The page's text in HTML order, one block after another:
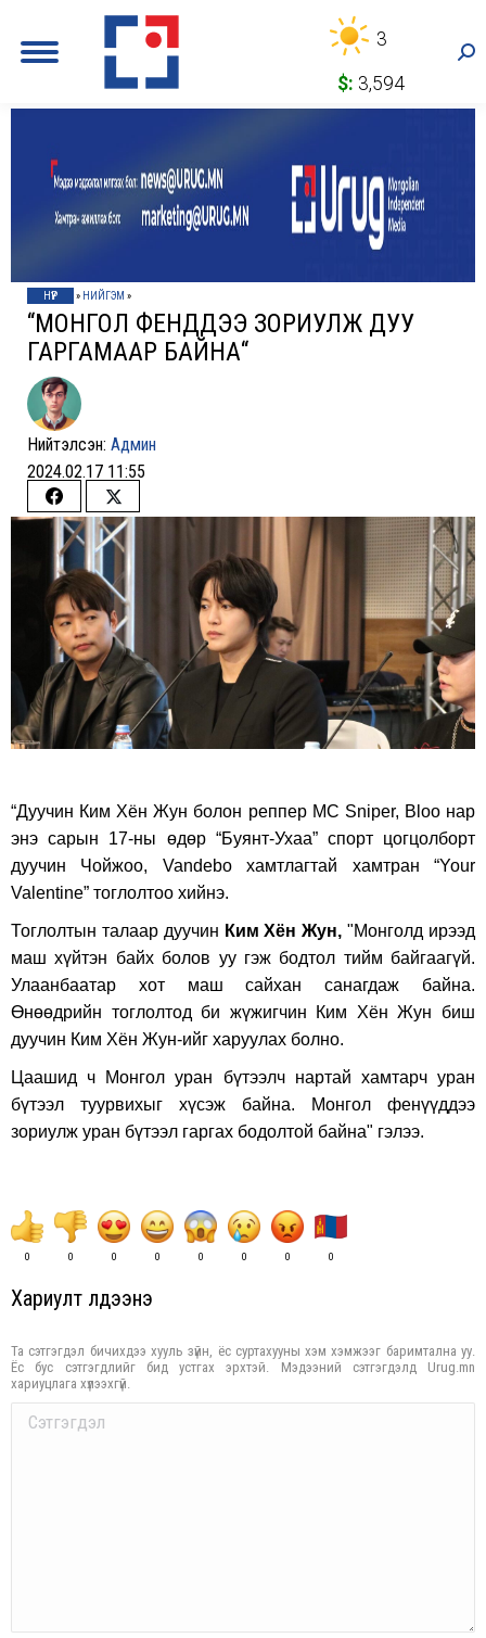
3
$: 3,594
НҮҮР » НИЙГЭМ »
“МОНГОЛ ФЕНҮҮДДЭЭ ЗОРИУЛЖ ДУУ
ГАРГАМААР БАЙНА“
Нийтэлсэн: Админ
2024.02.17 11:55
Share
on
Facebook
Share
on
Twitter
“Дуучин Ким Хён Жун болон реппер MC Sniper, Bloo нар
энэ сарын 17-ны өдөр “Буянт-Ухаа” спорт цогцолборт
дуучин Чойжоо, Vandebo хамтлагтай хамтран “Your
Valentine” тоглолтоо хийнэ.
Тоглолтын талаар дуучин Ким Хён Жун,"Монголд ирээд
маш хүйтэн байх болов уу гэж бодтол тийм байгаагүй.
Улаанбаатар хот маш сайхан санагдаж байна.
Өнөөдрийн тоглолтод би жүжигчин Ким Хён Жун биш
дуучин Ким Хён Жун-ийг харуулах болно.
Цаашид ч Монгол уран бүтээлч нартай хамтарч уран
бүтээл туурвихыг хүсэж байна. Монгол фенүүддээ
зориулж уран бүтээл гаргах бодолтой байна" гэлээ.
0 0 0 0 0 0 0 0
Хариулт үлдээнэ үү
Та сэтгэгдэл бичихдээ хууль зүйн, ёс суртахууны хэм хэмжээг баримтална уу.
Ёс бус сэтгэгдлийг бид устгах эрхтэй. Мэдээний сэтгэгдэлд Urug.mn
хариуцлага хүлээхгүй.
Comment